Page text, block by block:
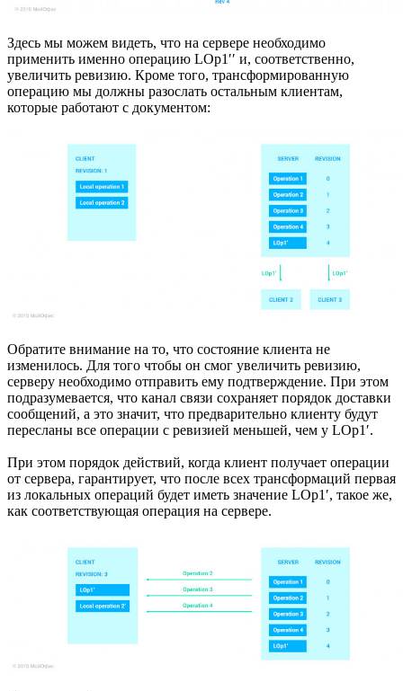
Здесь мы можем видеть, что на сервере необходимо
применить именно операцию LOp1′′ и, соответственно,
увеличить ревизию. Кроме того, трансформированную
операцию мы должны разослать остальным клиентам,
которые работают с документом:
Обратите внимание на то, что состояние клиента не
изменилось. Для того чтобы он смог увеличить ревизию,
серверу необходимо отправить ему подтверждение. При этом
подразумевается, что канал связи сохраняет порядок доставки
сообщений, а это значит, что предварительно клиенту будут
пересланы все операции с ревизией меньшей, чем у LOp1′.
При этом порядок действий, когда клиент получает операции
от сервера, гарантирует, что после всех трансформаций первая
из локальных операций будет иметь значение LOp1′, такое же,
как соответствующая операция на сервере.